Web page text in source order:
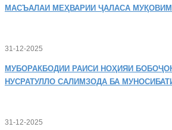
МАСЪАЛАИ МЕҲВАРИИ ҶАЛАСА
31-12-2025
МУБОРАКБОДИИ РАИСИ НОҲИЯИ
НУСРАТУЛЛО САЛИМЗОДА БА
31-12-2025